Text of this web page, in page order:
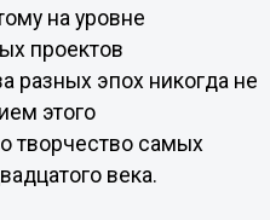
на уровне
проектов
разных эпох никогда не
этого
творчество самых
века.